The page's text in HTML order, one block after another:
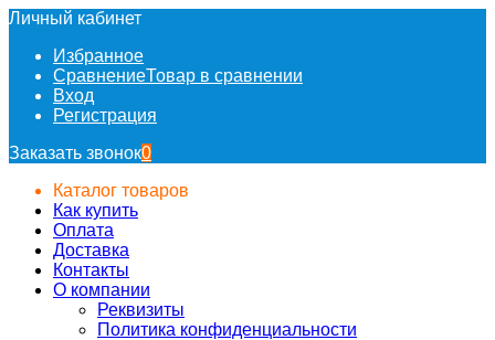
Личный кабинет
Избранное
СравнениеТовар в сравнении
Вход
Регистрация
Заказать звонок0
Каталог товаров
Как купить
Оплата
Доставка
Контакты
О компании
Реквизиты
Политика конфиденциальности